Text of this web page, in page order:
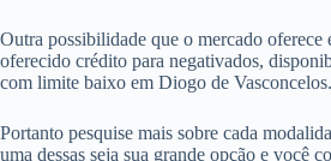
Outra possibilidade que o mercado oferece
oferecido crédito para negativados,
com limite baixo em Diogo de Vasconcelos.
Portanto pesquise mais sobre cada
uma dessas seja sua grande opção e você